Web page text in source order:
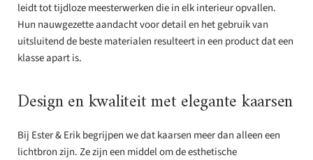
leidt tot tijdloze meesterwerken die in elk interieur opvallen.
Hun nauwgezette aandacht voor detail en het gebruik van
uitsluitend de beste materialen resulteert in een product dat een
klasse apart is.
Design en kwaliteit met elegante kaarsen
Bij Ester & Erik begrijpen we dat kaarsen meer dan alleen een
lichtbron zijn. Ze zijn een middel om de esthetische